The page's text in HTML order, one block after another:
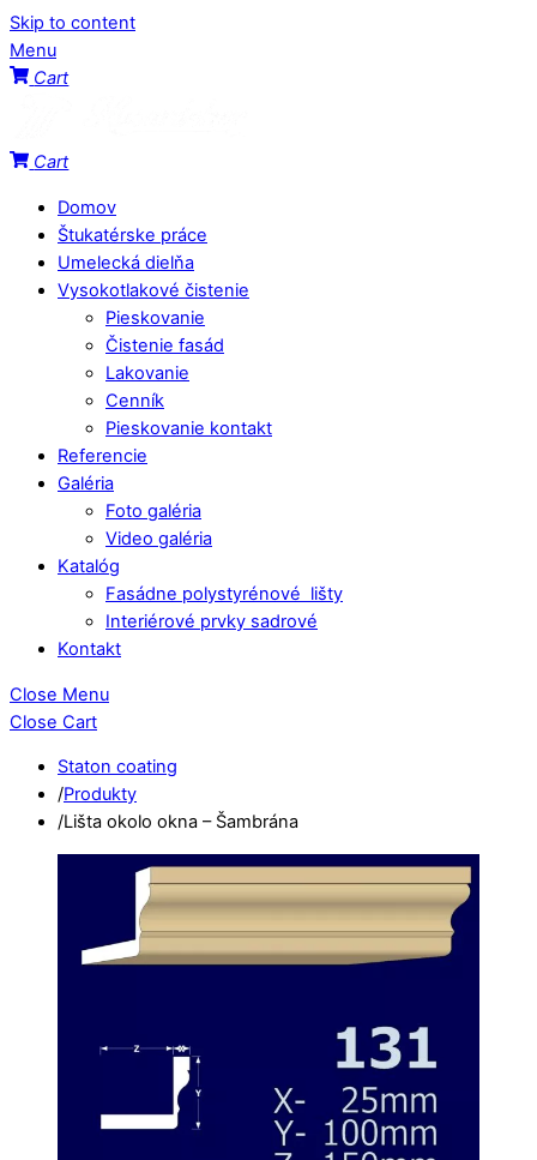
Skip to content
Menu
Cart
Cart
Domov
Štukatérske práce
Umelecká dielňa
Vysokotlakové čistenie
Pieskovanie
Čistenie fasád
Lakovanie
Cenník
Pieskovanie kontakt
Referencie
Galéria
Foto galéria
Video galéria
Katalóg
Fasádne polystyrénové lišty
Interiérové prvky sadrové
Kontakt
Close Menu
Close Cart
Staton coating
/Produkty
/Lišta okolo okna – Šambrána